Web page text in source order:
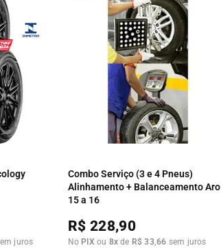
juros
Combo Serviço (3 e 4 Pneus)
Alinhamento + Balanceamento Aro
15 a 16
R$ 228,90
No PIX ou 8x de R$ 33,66 sem juros